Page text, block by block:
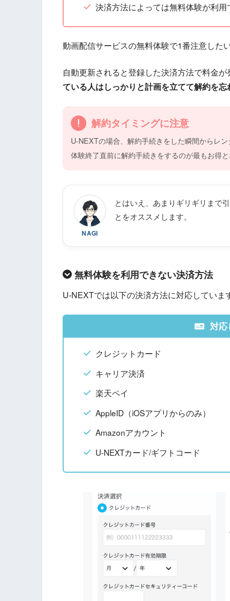
決済方法によっては無料体験が利用
動画配信サービスの無料体験で1番注意した
自動更新されると登録した決済方法で料金
ている人はしっかりと計画を立てて解約を忘
解約タイミングに注意
U-NEXTの場合、解約手続きをした瞬間からレ
体験終了直前に解約手続きをするのが最もお得
NAGI
とはいえ、あまりギリギリまで
とをオススメします。
無料体験を利用できない決済方法
U-NEXTでは以下の決済方法に対応していま
対応
クレジットカード
キャリア決済
楽天ペイ
AppleID（iOSアプリからのみ）
Amazonアカウント
U-NEXTカード/ギフトコード